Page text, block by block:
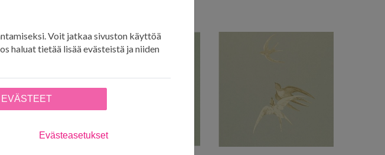
Voit jatkaa sivuston käyttöä
haluat tietää lisää evästeistä ja niiden
Evästeasetukset